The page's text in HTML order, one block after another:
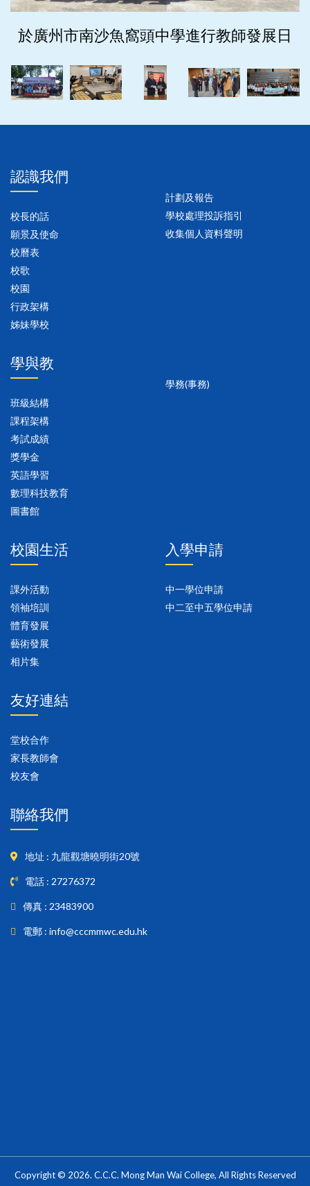
於廣州市南沙魚窩頭中學進行教師發展日
‹ ›
認識我們
校長的話
願景及使命
校曆表
校歌
校園
行政架構
姊妹學校
計劃及報告
學校處理投訴指引
收集個人資料聲明
學與教
班級結構
課程架構
考試成績
獎學金
英語學習
數理科技教育
圖書館
學務(事務)
校園生活
課外活動
領袖培訓
體育發展
藝術發展
相片集
入學申請
中一學位申請
中二至中五學位申請
友好連結
堂校合作
家長教師會
校友會
聯絡我們
地址 : 九龍觀塘曉明街20號
電話 : 27276372
傳真 : 23483900
電郵 : info@cccmmwc.edu.hk
Copyright © 2026. C.C.C. Mong Man Wai College, All Rights Reserved